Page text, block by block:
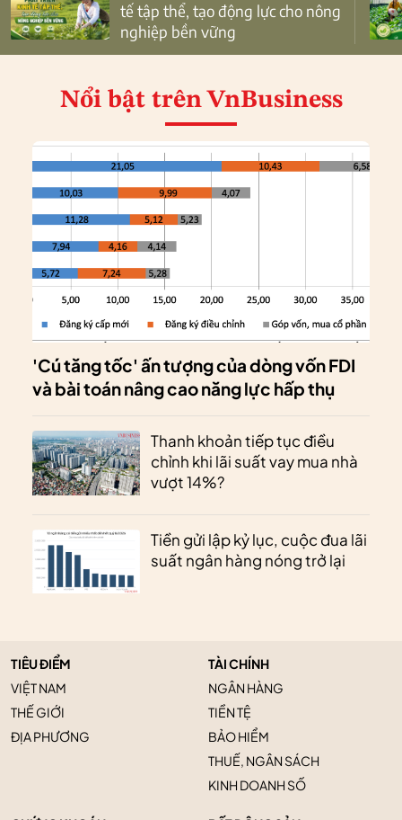
tế tập thể, tạo động lực cho nông
nghiệp bền vững
Nổi bật trên VnBusiness
'Cú tăng tốc' ấn tượng của dòng vốn FDI
và bài toán nâng cao năng lực hấp thụ
Thanh khoản tiếp tục điều
chỉnh khi lãi suất vay mua nhà
vượt 14%?
Tiền gửi lập kỷ lục, cuộc đua lãi
suất ngân hàng nóng trở lại
TIÊU ĐIỂM
VIỆT NAM
THẾ GIỚI
ĐỊA PHƯƠNG
TÀI CHÍNH
NGÂN HÀNG
TIỀN TỆ
BẢO HIỂM
THUẾ, NGÂN SÁCH
KINH DOANH SỐ